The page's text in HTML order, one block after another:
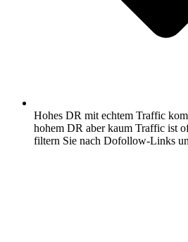
Hohes DR mit echtem Traffic
hohem DR aber kaum Traffic ist
filtern Sie nach Dofollow-Links